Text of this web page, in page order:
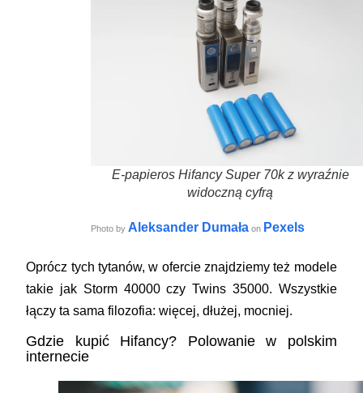
E-papieros Hifancy Super 70k z wyraźnie
widoczną cyfrą
Photo by Aleksander Dumała on Pexels
Oprócz tych tytanów, w ofercie znajdziemy też modele
takie jak Storm 40000 czy Twins 35000. Wszystkie
łączy ta sama filozofia: więcej, dłużej, mocniej.
Gdzie kupić Hifancy? Polowanie w polskim
internecie